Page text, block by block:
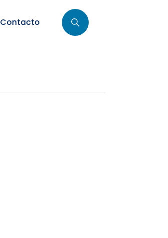
Contacto